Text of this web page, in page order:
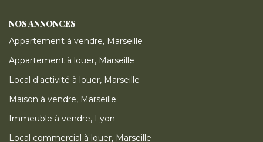
NOS ANNONCES
Appartement à vendre, Marseille
Appartement à louer, Marseille
Local d'activité à louer, Marseille
Maison à vendre, Marseille
Immeuble à vendre, Lyon
Local commercial à louer, Marseille